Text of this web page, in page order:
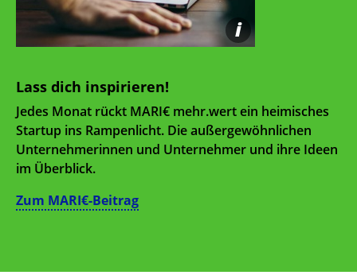
i
Lass dich inspirieren!
Jedes Monat rückt MARI€ mehr.wert ein heimisches
Startup ins Rampenlicht. Die außergewöhnlichen
Unternehmerinnen und Unternehmer und ihre Ideen
im Überblick.
Zum MARI€-Beitrag